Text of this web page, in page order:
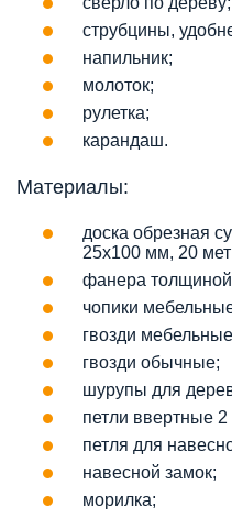
струбцины,
напильник;
молоток;
рулетка;
карандаш.
Материалы:
доска обрезная
25х100 мм, 20
фанера толщиной
чопики
гвозди
гвозди обычные;
шурупы для
петли ввертные 2
петля для
навесной замок;
морилка;